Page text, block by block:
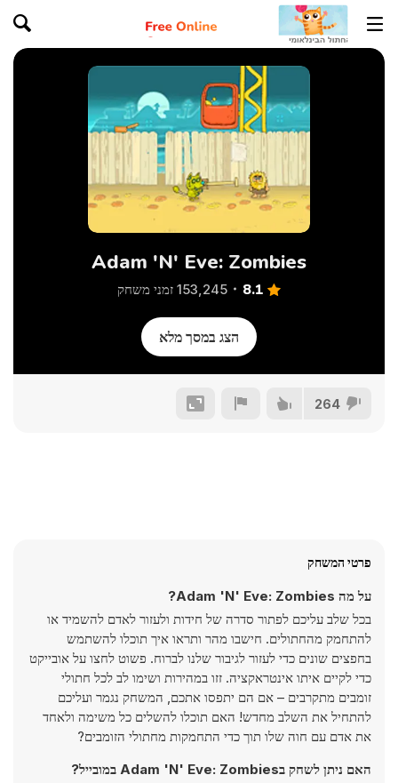
Adam 'N' Eve: Zombies
8.1 153,245 זמני משחק
הצג במסך מלא
264
פרטי המשחק
על מה Adam 'N' Eve: Zombies?
בכל שלב עליכם לפתור סדרה של חידות ולעזור לאדם להשמיד או
להתחמק מהחתולים. חישבו מהר ותראו איך תוכלו להשתמש
בחפצים שונים כדי לעזור לגיבור שלנו לברוח. פשוט לחצו על אובייקט
כדי לקיים איתו אינטראקציה. זזו במהירות ושימו לב לכל חתולי
זומבים מתקרבים – אם הם יתפסו אתכם, המשחק נגמר ועליכם
להתחיל את השלב מחדש! האם תוכלו להשלים כל משימה ולאחד
את אדם עם חוה שלו תוך כדי התחמקות מחתולי הזומבים?
האם ניתן לשחק בAdam 'N' Eve: Zombies במובייל?